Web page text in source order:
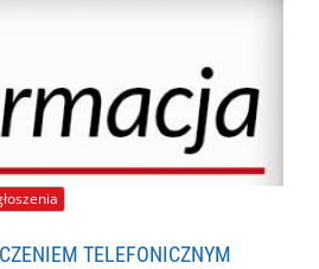
TELEFONICZNYM